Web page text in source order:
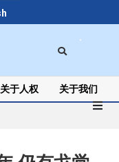
关于人权 关于我们